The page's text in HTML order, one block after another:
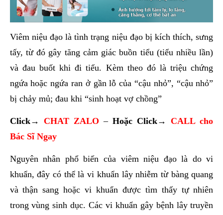
Viêm niệu đạo là tình trạng niệu đạo bị kích thích, sưng
tấy, từ đó gây tăng cảm giác buồn tiểu (tiểu nhiều lần)
và đau buốt khi đi tiểu. Kèm theo đó là triệu chứng
ngứa hoặc ngứa ran ở gần lỗ của “cậu nhỏ”, “cậu nhỏ”
bị chảy mủ; đau khi “sinh hoạt vợ chồng”
Click→ CHAT ZALO –Hoặc Click→
CALL cho
Bác Sĩ Ngay
Nguyên nhân phổ biến của viêm niệu đạo là do vi
khuẩn, đây có thể là vi khuẩn lây nhiễm từ bàng quang
và thận sang hoặc vi khuẩn được tìm thấy tự nhiên
trong vùng sinh dục. Các vi khuẩn gây bệnh lây truyền